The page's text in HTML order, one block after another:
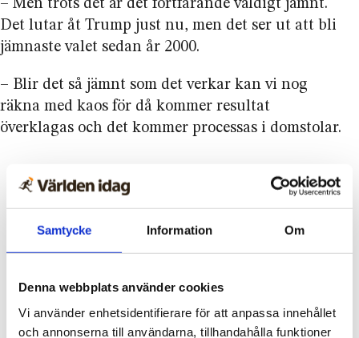
Samtycke Information Om
Denna webbplats använder cookies
Vi använder enhetsidentifierare för att anpassa innehållet
och annonserna till användarna, tillhandahålla funktioner
– Men trots det är det fortfarande väldigt jämnt.
Det lutar åt Trump just nu, men det ser ut att bli
jämnaste valet sedan år 2000.
– Blir det så jämnt som det verkar kan vi nog
räkna med kaos för då kommer resultat
överklagas och det kommer processas i domstolar.
PRESIDENTVAL
USA-VALET 2024
TOPPNYHET
Mer läsning